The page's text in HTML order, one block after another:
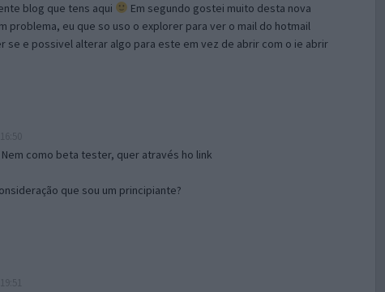
blog que tens aqui
Em segundo gostei muito desta nova
problema, eu que so uso o explorer para ver o mail do hotmail
se e possivel alterar algo para este em vez de abrir com o ie abrir
como beta tester, quer através ho link
que sou um principiante?